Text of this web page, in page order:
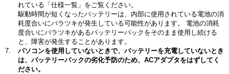
れている「仕様一覧」をご覧ください。
駆動時間が短くなったバッテリーは、内部に使用されている電池の消
耗度合いにバラツキが発生している可能性があります。 電池の消耗
度合いにバラツキがあるバッテリーパックをそのまま使用し続ける
と、障害が発生することがあります。
パソコンを使用していないときで、バッテリーを充電していないとき
は、バッテリーパックの劣化予防のため、ACアダプタをはずしてく
ださい。